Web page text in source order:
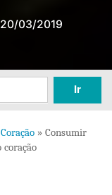
20/03/2019
» Consumir